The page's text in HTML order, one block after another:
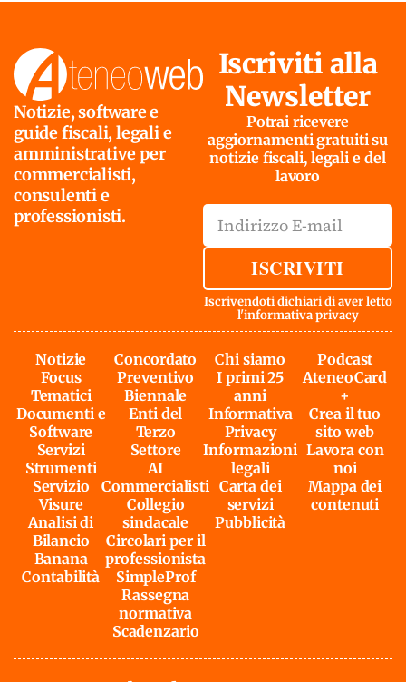
Notizie, software e
guide fiscali, legali e
amministrative per
commercialisti,
consulenti e
professionisti.
Iscriviti alla
Newsletter
Potrai ricevere
aggiornamenti gratuiti su
notizie fiscali, legali e del
lavoro
ISCRIVITI
Iscrivendoti dichiari di aver letto
l'informativa privacy
Notizie
Focus
Tematici
Documenti e
Software
Servizi
Strumenti
Servizio
Visure
Analisi di
Bilancio
Banana
Contabilità
Concordato
Preventivo
Biennale
Enti del
Terzo
Settore
AI
Commercialisti
Collegio
sindacale
Circolari per il
professionista
SimpleProf
Rassegna
normativa
Scadenzario
Chi siamo
I primi 25
anni
Informativa
Privacy
Informazioni
legali
Carta dei
servizi
Pubblicità
Podcast
AteneoCard
+
Crea il tuo
sito web
Lavora con
noi
Mappa dei
contenuti